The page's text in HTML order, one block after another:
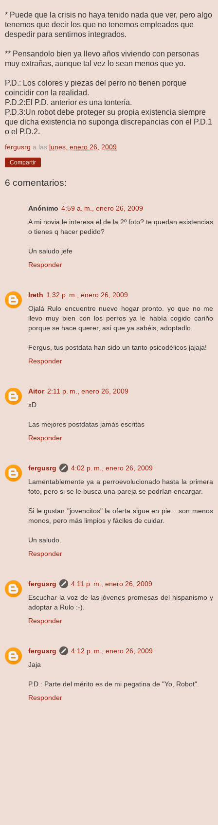
* Puede que la crisis no haya tenido nada que ver, pero algo
tenemos que decir los que no tenemos empleados que
despedir para sentirnos integrados.
** Pensandolo bien ya llevo años viviendo con personas
muy extrañas, aunque tal vez lo sean menos que yo.
P.D.: Los colores y piezas del perro no tienen porque
coincidir con la realidad.
P.D.2:El P.D. anterior es una tontería.
P.D.3:Un robot debe proteger su propia existencia siempre
que dicha existencia no suponga discrepancias con el P.D.1
o el P.D.2.
fergusrg a las lunes, enero 26, 2009
Compartir
6 comentarios:
Anónimo 4:59 a. m., enero 26, 2009
A mi novia le interesa el de la 2º foto? te quedan existencias
o tienes q hacer pedido?
Un saludo jefe
Responder
Ireth 1:32 p. m., enero 26, 2009
Ojalá Rulo encuentre nuevo hogar pronto. yo que no me
llevo muy bien con los perros ya le había cogido cariño
porque se hace querer, así que ya sabéis, adoptadlo.
Fergus, tus postdata han sido un tanto psicodélicos jajaja!
Responder
Aitor 2:11 p. m., enero 26, 2009
xD
Las mejores postdatas jamás escritas
Responder
fergusrg
4:02 p. m., enero 26, 2009
Lamentablemente ya a perroevolucionado hasta la primera
foto, pero si se le busca una pareja se podrían encargar.
Si le gustan "jovencitos" la oferta sigue en pie... son menos
monos, pero más limpios y fáciles de cuidar.
Un saludo.
Responder
fergusrg
4:11 p. m., enero 26, 2009
Escuchar la voz de las jóvenes promesas del hispanismo y
adoptar a Rulo :-).
Responder
fergusrg
4:12 p. m., enero 26, 2009
Jaja
P.D.: Parte del mérito es de mi pegatina de "Yo, Robot".
Responder